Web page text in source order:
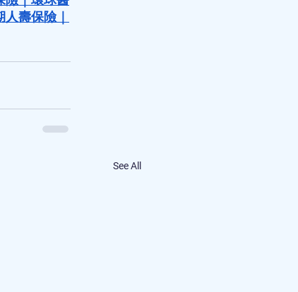
人壽保險｜
See All